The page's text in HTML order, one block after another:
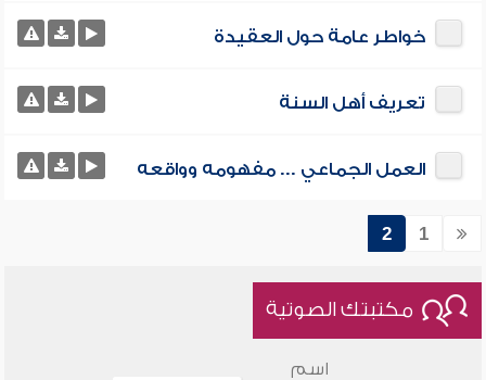
خواطر عامة حول العقيدة
تعريف أهل السنة
العمل الجماعي ... مفهومه وواقعه
1
2
مكتبتك الصوتية
اسم